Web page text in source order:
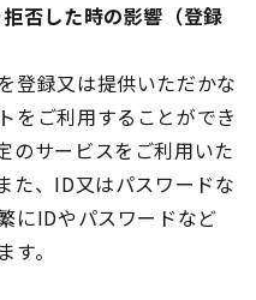
否した時の影響（登録
登録又は提供いただかな
をご利用することができ
のサービスをご利用いた
た、ID又はパスワードな
にIDやパスワードなど
。